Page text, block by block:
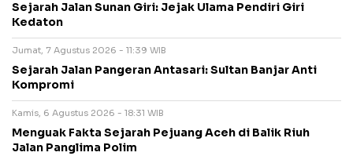
Sejarah Jalan Sunan Giri: Jejak Ulama Pendiri Giri
Kedaton
Jumat, 7 Agustus 2026 - 11:39 WIB
Sejarah Jalan Pangeran Antasari: Sultan Banjar Anti
Kompromi
Kamis, 6 Agustus 2026 - 18:31 WIB
Menguak Fakta Sejarah Pejuang Aceh di Balik Riuh
Jalan Panglima Polim